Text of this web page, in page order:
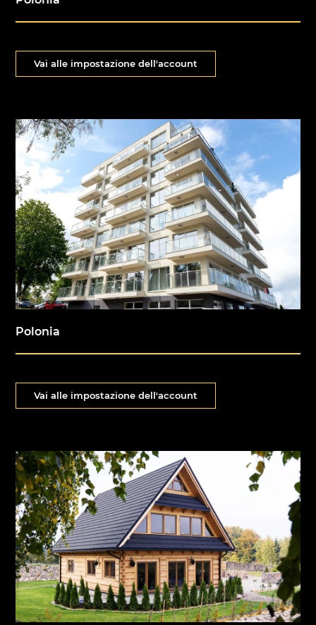
Vai alle impostazione dell'account
Polonia
Vai alle impostazione dell'account